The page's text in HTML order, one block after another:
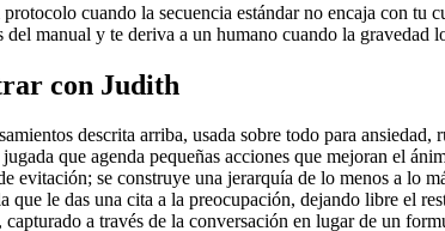
cuando la secuencia estándar no encaja con
manual y te deriva a un humano cuando la gravedad
con Judith
descrita arriba, usada sobre todo para ansiedad,
que agenda pequeñas acciones que mejoran el
evitación; se construye una jerarquía de lo menos a lo
le das una cita a la preocupación, dejando libre el
a través de la conversación en lugar de un